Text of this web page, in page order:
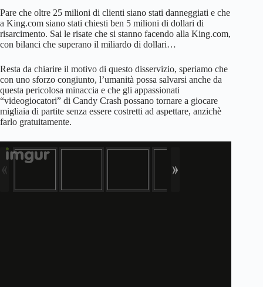
Pare che oltre 25 milioni di clienti siano stati danneggiati e che
a King.com siano stati chiesti ben 5 milioni di dollari di
risarcimento. Sai le risate che si stanno facendo alla King.com,
con bilanci che superano il miliardo di dollari…
Resta da chiarire il motivo di questo disservizio, speriamo che
con uno sforzo congiunto, l’umanità possa salvarsi anche da
questa pericolosa minaccia e che gli appassionati
“videogiocatori” di Candy Crash possano tornare a giocare
migliaia di partite senza essere costretti ad aspettare, anzichè
farlo gratuitamente.